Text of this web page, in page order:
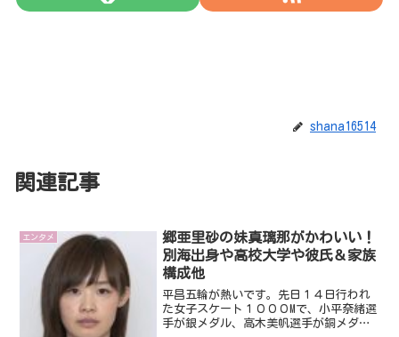
shana16514
関連記事
エンタメ
郷亜里砂の妹真璃那がかわいい！
別海出身や高校大学や彼氏＆家族
構成他
平昌五輪が熱いです。先日１４日行われ
た女子スケート１０００Mで、小平奈緒選
手が銀メダル、高木美帆選手が銅メダル